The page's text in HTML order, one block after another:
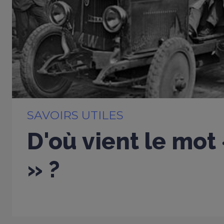
SAVOIRS UTILES
D'où vient le
» ?